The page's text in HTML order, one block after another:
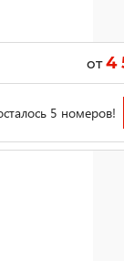
от4
5 номеров!